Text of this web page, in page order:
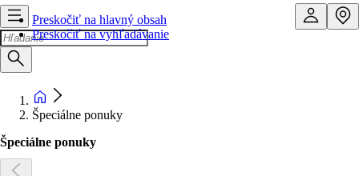
Preskočiť na hlavný obsah
Preskočiť na vyhľadávanie
Špeciálne ponuky
Špeciálne ponuky